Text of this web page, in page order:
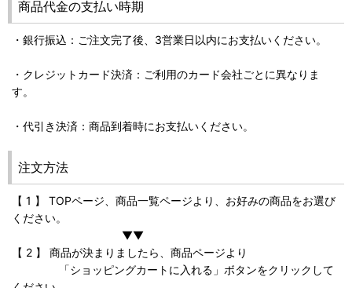
商品代金の支払い時期
・銀行振込：ご注文完了後、3営業日以内にお支払いください。
・クレジットカード決済：ご利用のカード会社ごとに異なりま
す。
・代引き決済：商品到着時にお支払いください。
注文方法
【 1 】 TOPページ、商品一覧ページより、お好みの商品をお選び
ください。
▼▼
【 2 】 商品が決まりましたら、商品ページより
「ショッピングカートに入れる」ボタンをクリックして